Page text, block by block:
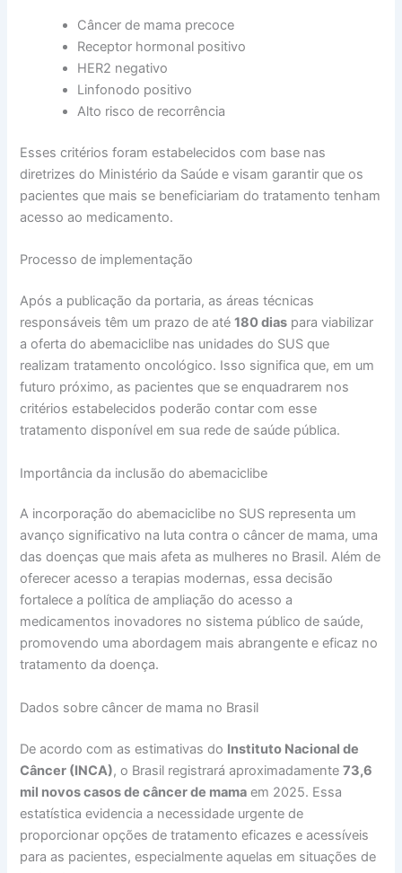
Câncer de mama precoce
Receptor hormonal positivo
HER2 negativo
Linfonodo positivo
Alto risco de recorrência
Esses critérios foram estabelecidos com base nas
diretrizes do Ministério da Saúde e visam garantir que os
pacientes que mais se beneficiariam do tratamento tenham
acesso ao medicamento.
Processo de implementação
Após a publicação da portaria, as áreas técnicas
responsáveis têm um prazo de até180 dias para viabilizar
a oferta do abemaciclibe nas unidades do SUS que
realizam tratamento oncológico. Isso significa que, em um
futuro próximo, as pacientes que se enquadrarem nos
critérios estabelecidos poderão contar com esse
tratamento disponível em sua rede de saúde pública.
Importância da inclusão do abemaciclibe
A incorporação do abemaciclibe no SUS representa um
avanço significativo na luta contra o câncer de mama, uma
das doenças que mais afeta as mulheres no Brasil. Além de
oferecer acesso a terapias modernas, essa decisão
fortalece a política de ampliação do acesso a
medicamentos inovadores no sistema público de saúde,
promovendo uma abordagem mais abrangente e eficaz no
tratamento da doença.
Dados sobre câncer de mama no Brasil
De acordo com as estimativas do Instituto Nacional de
Câncer (INCA), o Brasil registrará aproximadamente73,6
mil novos casos de câncer de mama em 2025. Essa
estatística evidencia a necessidade urgente de
proporcionar opções de tratamento eficazes e acessíveis
para as pacientes, especialmente aquelas em situações de